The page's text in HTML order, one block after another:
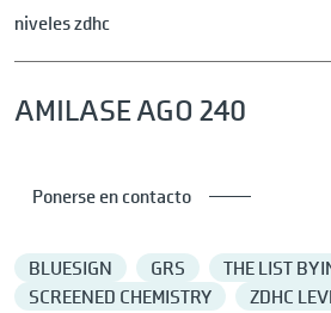
niveles zdhc
AMILASE AGO 240
Ponerse en contacto
BLUESIGN GRS
THE LIST BY
SCREENED CHEMISTRY
ZDHC